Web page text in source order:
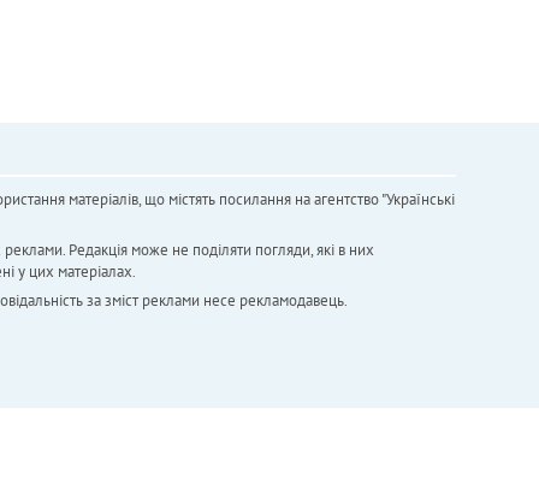
матеріалів, що містять посилання на агентство "Українськi
Редакція може не поділяти погляди, які в них
у цих матеріалах.
за зміст реклами несе рекламодавець.